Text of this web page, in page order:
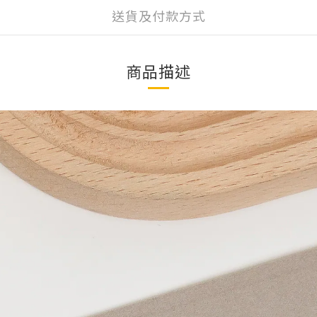
送貨及付款方式
商品描述